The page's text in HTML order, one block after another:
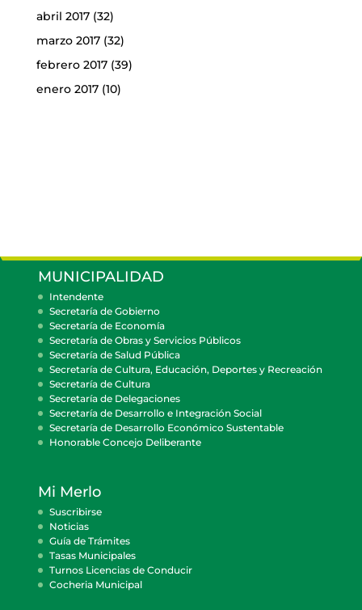
abril 2017(32)
marzo 2017(32)
febrero 2017(39)
enero 2017(10)
MUNICIPALIDAD
Intendente
Secretaría de Gobierno
Secretaría de Economía
Secretaría de Obras y Servicios Públicos
Secretaría de Salud Pública
Secretaría de Cultura, Educación, Deportes y Recreación
Secretaría de Cultura
Secretaría de Delegaciones
Secretaría de Desarrollo e Integración Social
Secretaría de Desarrollo Económico Sustentable
Honorable Concejo Deliberante
Mi Merlo
Suscribirse
Noticias
Guía de Trámites
Tasas Municipales
Turnos Licencias de Conducir
Cocheria Municipal